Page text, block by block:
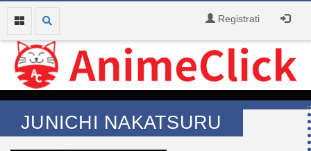
Registrati
JUNICHI NAKATSURU